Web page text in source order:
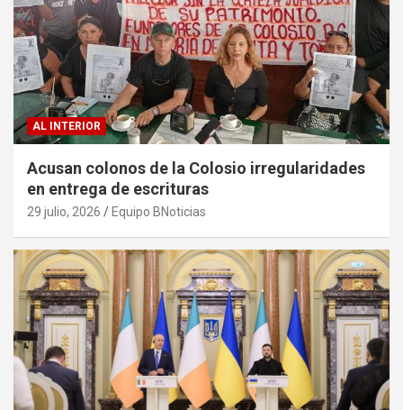
AL INTERIOR
Acusan colonos de la Colosio irregularidades
en entrega de escrituras
29 julio, 2026 Equipo BNoticias